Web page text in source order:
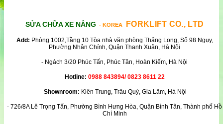
SỬA CHỮA XE NÂNG - KOREA FORKLIFT CO., LTD
Add: Phòng 1002,Tầng 10 Tòa nhà văn phòng Thăng Long, Số 98 Ngụy,
Phường Nhân Chính, Quận Thanh Xuân, Hà Nội
- Ngách 3/20 Phúc Tấn, Phúc Tân, Hoàn Kiếm, Hà Nội
Hotline: 0988 843894/ 0823 8611 22
Shownroom: Kiên Trung, Trâu Quỳ, Gia Lâm, Hà Nội
- 726/8A Lê Trọng Tấn, Phường Bình Hưng Hòa, Quận Bình Tân, Thành phố Hồ
Chí Minh